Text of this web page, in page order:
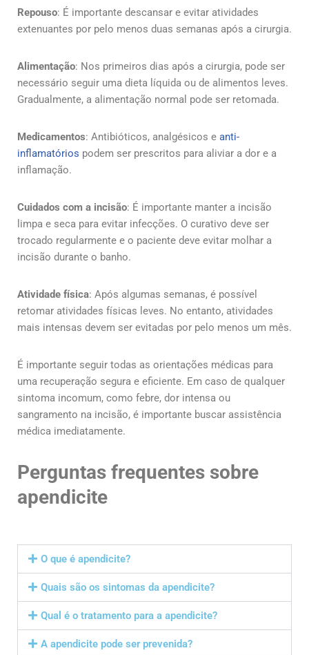
Repouso: É importante descansar e evitar atividades
extenuantes por pelo menos duas semanas após a cirurgia.
Alimentação: Nos primeiros dias após a cirurgia, pode ser
necessário seguir uma dieta líquida ou de alimentos leves.
Gradualmente, a alimentação normal pode ser retomada.
Medicamentos: Antibióticos, analgésicos e anti-
inflamatórios podem ser prescritos para aliviar a dor e a
inflamação.
Cuidados com a incisão: É importante manter a incisão
limpa e seca para evitar infecções. O curativo deve ser
trocado regularmente e o paciente deve evitar molhar a
incisão durante o banho.
Atividade física: Após algumas semanas, é possível
retomar atividades físicas leves. No entanto, atividades
mais intensas devem ser evitadas por pelo menos um mês.
É importante seguir todas as orientações médicas para
uma recuperação segura e eficiente. Em caso de qualquer
sintoma incomum, como febre, dor intensa ou
sangramento na incisão, é importante buscar assistência
médica imediatamente.
Perguntas frequentes sobre
apendicite
O que é apendicite?
Quais são os sintomas da apendicite?
Qual é o tratamento para a apendicite?
A apendicite pode ser prevenida?